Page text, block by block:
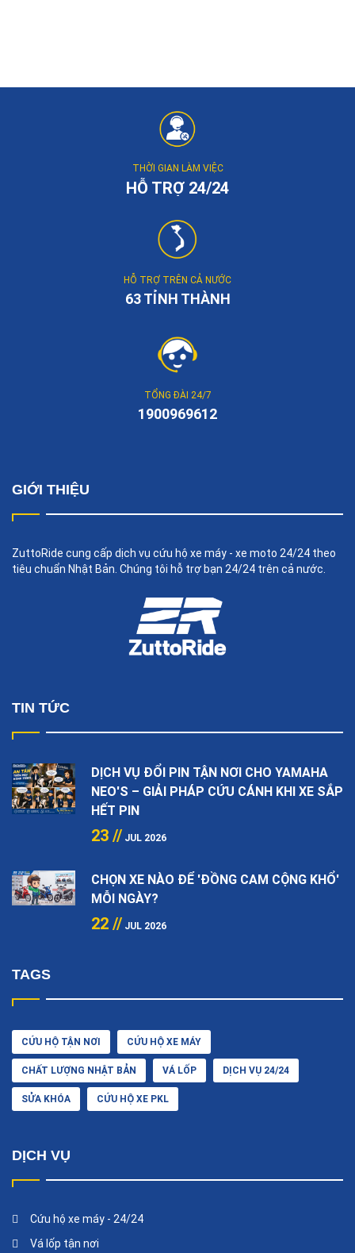
THỜI GIAN LÀM VIỆC
HỖ TRỢ 24/24
HỖ TRỢ TRÊN CẢ NƯỚC
63 TỈNH THÀNH
TỔNG ĐÀI 24/7
1900969612
GIỚI THIỆU
ZuttoRide cung cấp dịch vụ cứu hộ xe máy - xe moto 24/24 theo
tiêu chuẩn Nhật Bản. Chúng tôi hỗ trợ bạn 24/24 trên cả nước.
TIN TỨC
DỊCH VỤ ĐỔI PIN TẬN NƠI CHO YAMAHA
NEO'S – GIẢI PHÁP CỨU CÁNH KHI XE SẮP
HẾT PIN
23 // JUL 2026
CHỌN XE NÀO ĐỂ 'ĐỒNG CAM CỘNG KHỔ'
MỖI NGÀY?
22 // JUL 2026
TAGS
CỨU HỘ TẬN NƠI CỨU HỘ XE MÁY
CHẤT LƯỢNG NHẬT BẢN VÁ LỐP DỊCH VỤ 24/24
SỬA KHÓA CỨU HỘ XE PKL
DỊCH VỤ
Cứu hộ xe máy - 24/24
Vá lốp tận nơi